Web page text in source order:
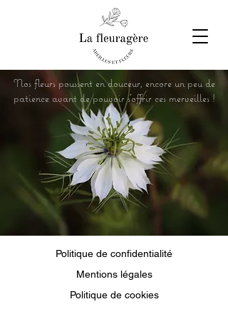
Nos fleurs poussent en douceur, encore un peu de
patience avant de pouvoir s'offrir ces merveilles !
Politique de confidentialité
Mentions légales
Politique de cookies